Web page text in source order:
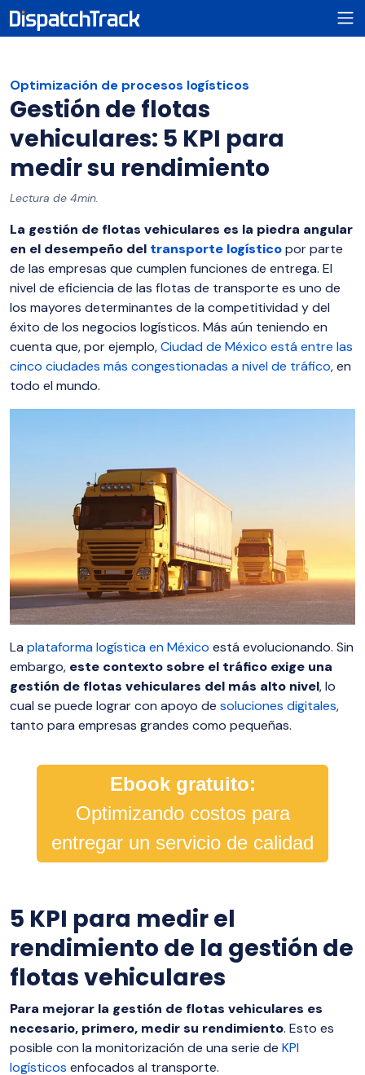
Optimización de procesos logísticos
Gestión de flotas
vehiculares: 5 KPI para
medir su rendimiento
Lectura de 4min.
La gestión de flotas vehiculares es la piedra angular
en el desempeño del transporte logísticopor parte
de las empresas que cumplen funciones de entrega. El
nivel de eficiencia de las flotas de transporte es uno de
los mayores determinantes de la competitividad y del
éxito de los negocios logísticos. Más aún teniendo en
cuenta que, por ejemplo,Ciudad de México está entre las
cinco ciudades más congestionadas a nivel de tráfico, en
todo el mundo.
La plataforma logística en México está evolucionando. Sin
embargo, este contexto sobre el tráfico exige una
gestión de flotas vehiculares del más alto nivel, lo
cual se puede lograr con apoyo de soluciones digitales,
tanto para empresas grandes como pequeñas.
Ebook gratuito:
Optimizando costos para
entregar un servicio de calidad
5 KPI para medir el
rendimiento de la gestión de
flotas vehiculares
Para mejorar la gestión de flotas vehiculares es
necesario, primero, medir su rendimiento. Esto es
posible con la monitorización de una serie de KPI
logísticos enfocados al transporte.